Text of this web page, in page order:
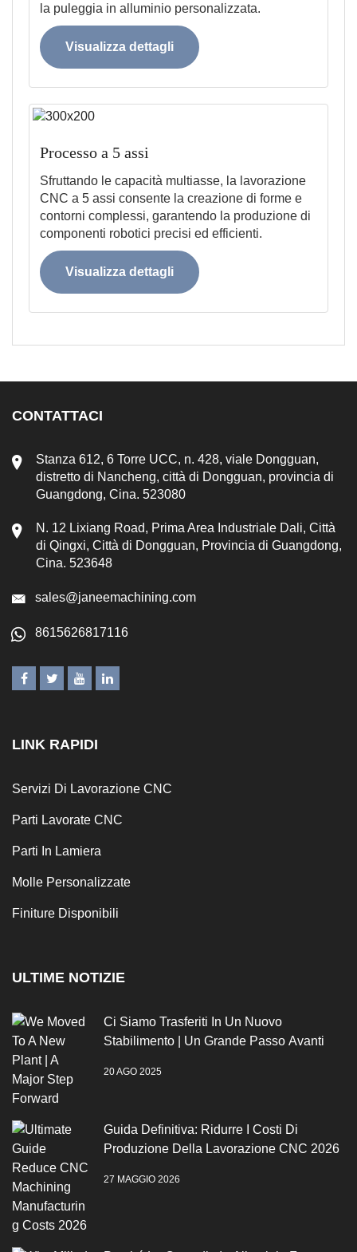
la puleggia in alluminio personalizzata.
Visualizza dettagli
Processo a 5 assi
Sfruttando le capacità multiasse, la lavorazione
CNC a 5 assi consente la creazione di forme e
contorni complessi, garantendo la produzione di
componenti robotici precisi ed efficienti.
Visualizza dettagli
CONTATTACI
Stanza 612, 6 Torre UCC, n. 428, viale Dongguan,
distretto di Nancheng, città di Dongguan, provincia di
Guangdong, Cina. 523080
N. 12 Lixiang Road, Prima Area Industriale Dali, Città
di Qingxi, Città di Dongguan, Provincia di Guangdong,
Cina. 523648
sales@janeemachining.com
8615626817116
LINK RAPIDI
Servizi Di Lavorazione CNC
Parti Lavorate CNC
Parti In Lamiera
Molle Personalizzate
Finiture Disponibili
ULTIME NOTIZIE
Ci Siamo Trasferiti In Un Nuovo
Stabilimento | Un Grande Passo Avanti
20 AGO 2025
Guida Definitiva: Ridurre I Costi Di
Produzione Della Lavorazione CNC 2026
27 MAGGIO 2026